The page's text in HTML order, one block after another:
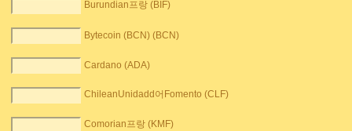
Burundian프랑 (BIF)
Bytecoin (BCN) (BCN)
Cardano (ADA)
ChileanUnidadd어Fomento (CLF)
Comorian프랑 (KMF)